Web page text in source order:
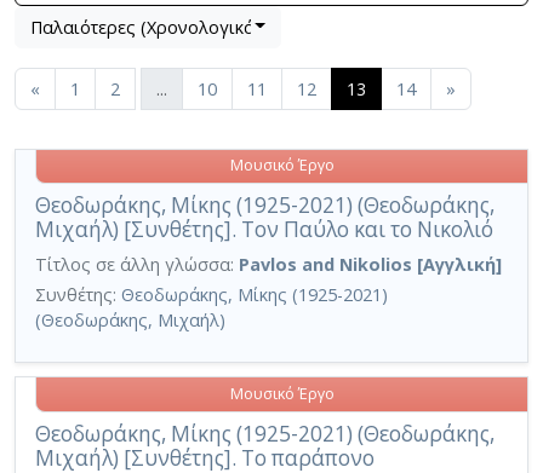
Βρέθηκαν404αποτελέσματα (περιέχουν 49
Περιορισμός αποτελεσμάτων με τη χρήση επιπλέον
Λίστα μετα τα αποτελέσματα αναζήτησης:
Παλαιότερες (Χρονολογικά)
« 1 2 ... 10 11 12 13 (current)
14 »
Θεοδωράκης, Μίκης (1925-2021) (Θεοδωράκης,
Μιχαήλ) [Συνθέτης]. Τον Παύλο και το Νικολιό
Μουσικό Έργο
Τίτλος σε άλλη γλώσσα: Pavlos and Nikolios [Αγγλική]
Συνθέτης: Θεοδωράκης, Μίκης (1925-2021)
(Θεοδωράκης, Μιχαήλ)
Θεοδωράκης, Μίκης (1925-2021) (Θεοδωράκης,
Μιχαήλ) [Συνθέτης]. Το παράπονο
Μουσικό Έργο